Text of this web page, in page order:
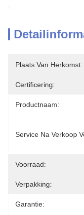
Plaats Van Herkomst:
Certificering:
Productnaam:
Service Na Verkoop
Voorraad:
Verpakking:
Garantie: